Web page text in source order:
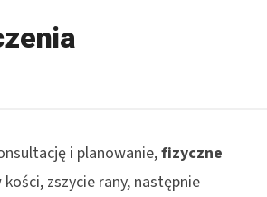
i planowanie,fizyczne
zszycie rany, następnie